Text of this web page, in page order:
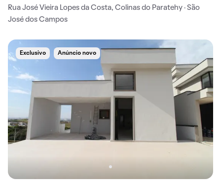
Rua José Vieira Lopes da Costa, Colinas do Paratehy · São
José dos Campos
Exclusivo Anúncio novo